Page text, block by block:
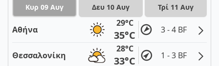
Κυρ 09 Αυγ Δευ 10 Αυγ Τρί 11 Αυγ
Αθήνα
29°C
35°C 3 - 4 BF
Θεσσαλονίκη
28°C
33°C 1 - 3 BF